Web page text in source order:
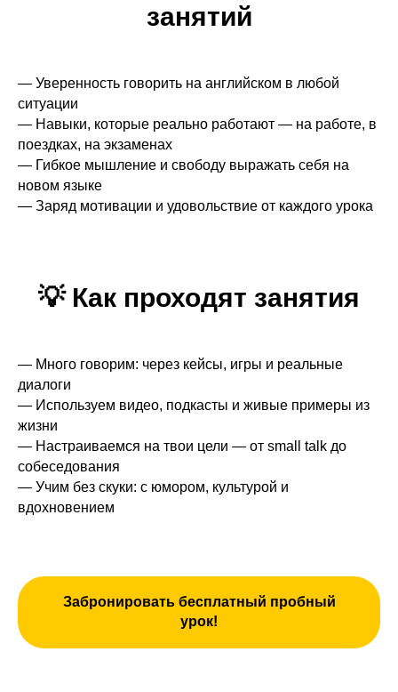
занятий
— Уверенность говорить на английском в любой
ситуации
— Навыки, которые реально работают — на работе, в
поездках, на экзаменах
— Гибкое мышление и свободу выражать себя на
новом языке
— Заряд мотивации и удовольствие от каждого урока
💡 Как проходят занятия
— Много говорим: через кейсы, игры и реальные
диалоги
— Используем видео, подкасты и живые примеры из
жизни
— Настраиваемся на твои цели — от small talk до
собеседования
— Учим без скуки: с юмором, культурой и
вдохновением
Забронировать бесплатный пробный
урок!